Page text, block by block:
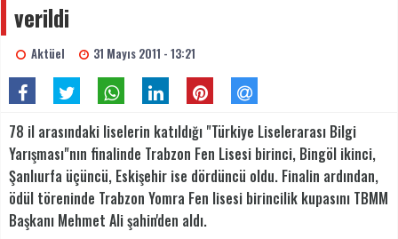
verildi
Aktüel 31 Mayıs 2011 - 13:21
78 il arasındaki liselerin katıldığı "Türkiye Liselerarası Bilgi
Yarışması"nın finalinde Trabzon Fen Lisesi birinci, Bingöl ikinci,
Şanlıurfa üçüncü, Eskişehir ise dördüncü oldu. Finalin ardından,
ödül töreninde Trabzon Yomra Fen lisesi birincilik kupasını TBMM
Başkanı Mehmet Ali şahin'den aldı.